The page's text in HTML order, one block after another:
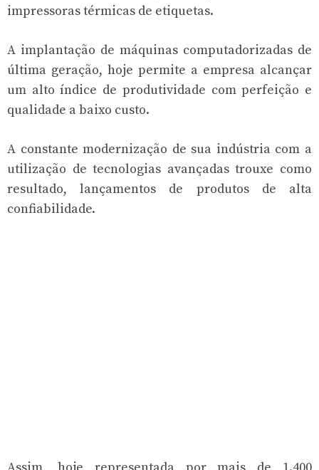
impressoras térmicas de etiquetas.
A implantação de máquinas computadorizadas de
última geração, hoje permite a empresa alcançar
um alto índice de produtividade com perfeição e
qualidade a baixo custo.
A constante modernização de sua indústria com a
utilização de tecnologias avançadas trouxe como
resultado, lançamentos de produtos de alta
confiabilidade.